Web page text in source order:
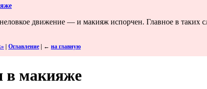
движение — и макияж испорчен. Главное в таких
Оглавление ← на главную
в макияже